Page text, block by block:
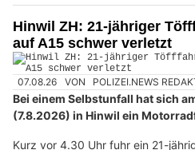
Hinwil ZH: 21-jähriger
auf A15 schwer verletzt
07.08.26 VON POLIZEI.NEWS
Bei einem Selbstunfall hat sich
(7.8.2026) in Hinwil ein
Kurz vor 4.30 Uhr fuhr ein 21-